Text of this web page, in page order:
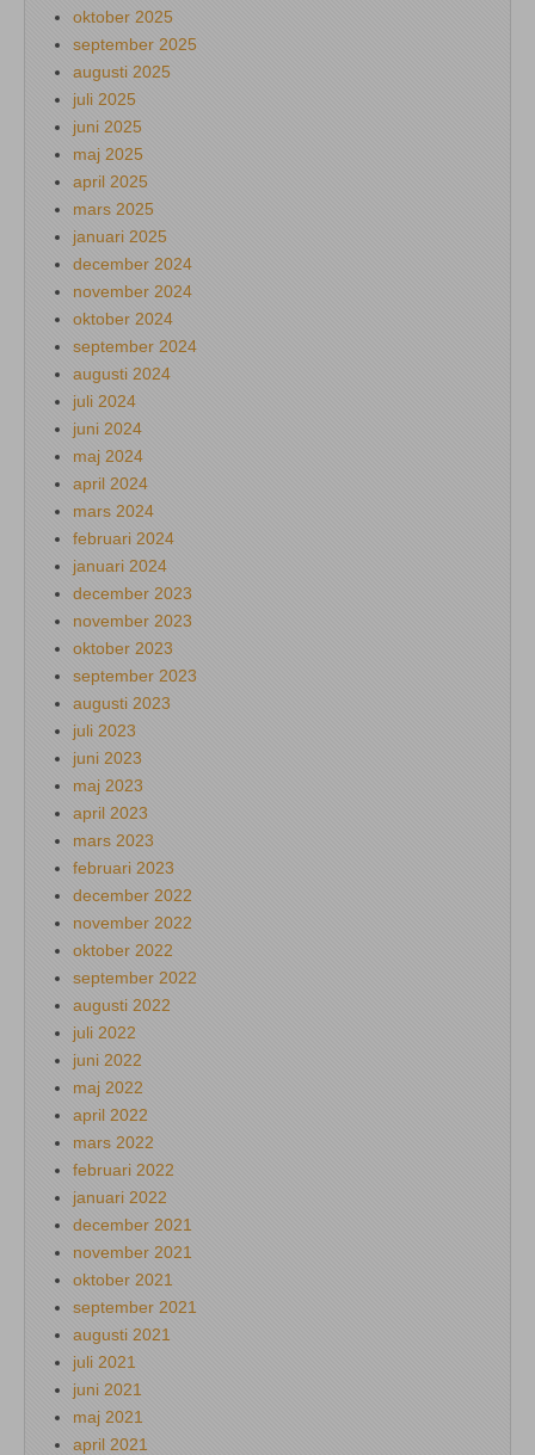
oktober 2025
september 2025
augusti 2025
juli 2025
juni 2025
maj 2025
april 2025
mars 2025
januari 2025
december 2024
november 2024
oktober 2024
september 2024
augusti 2024
juli 2024
juni 2024
maj 2024
april 2024
mars 2024
februari 2024
januari 2024
december 2023
november 2023
oktober 2023
september 2023
augusti 2023
juli 2023
juni 2023
maj 2023
april 2023
mars 2023
februari 2023
december 2022
november 2022
oktober 2022
september 2022
augusti 2022
juli 2022
juni 2022
maj 2022
april 2022
mars 2022
februari 2022
januari 2022
december 2021
november 2021
oktober 2021
september 2021
augusti 2021
juli 2021
juni 2021
maj 2021
april 2021